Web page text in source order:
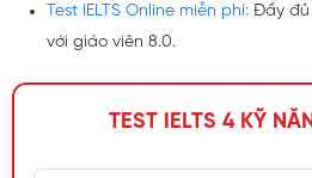
Test IELTS Online miễn phí: Đầy đủ
với giáo viên 8.0.
TEST IELTS 4 KỸ